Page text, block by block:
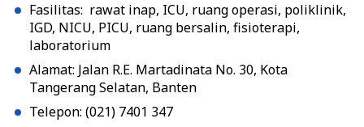
Fasilitas: rawat inap, ICU, ruang operasi, poliklinik,
IGD, NICU, PICU, ruang bersalin, fisioterapi,
laboratorium
Alamat: Jalan R.E. Martadinata No. 30, Kota
Tangerang Selatan, Banten
Telepon: (021) 7401 347